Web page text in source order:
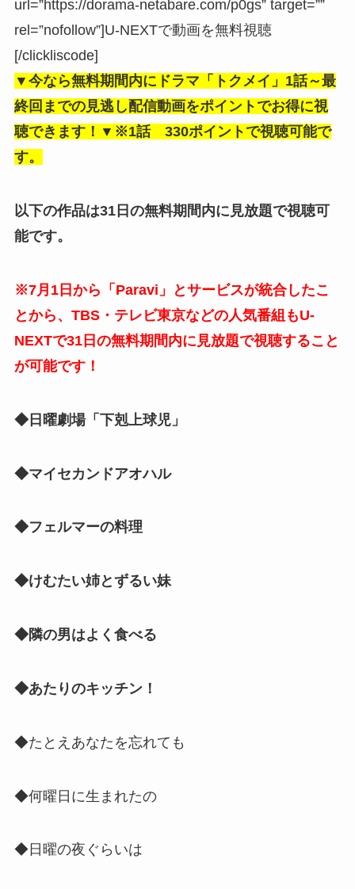
url=”https://dorama-netabare.com/p0gs” target=””
rel=”nofollow”]U-NEXTで動画を無料視聴
[/clickliscode]
▼今なら無料期間内にドラマ「トクメイ」1話～最
終回までの見逃し配信動画をポイントでお得に視
聴できます！▼※1話 330ポイントで視聴可能で
す。
以下の作品は31日の無料期間内に見放題で視聴可
能です。
※7月1日から「Paravi」とサービスが統合したこ
とから、TBS・テレビ東京などの人気番組もU-
NEXTで31日の無料期間内に見放題で視聴すること
が可能です！
◆日曜劇場「下剋上球児」
◆マイセカンドアオハル
◆フェルマーの料理
◆けむたい姉とずるい妹
◆隣の男はよく食べる
◆あたりのキッチン！
◆たとえあなたを忘れても
◆何曜日に生まれたの
◆日曜の夜ぐらいは